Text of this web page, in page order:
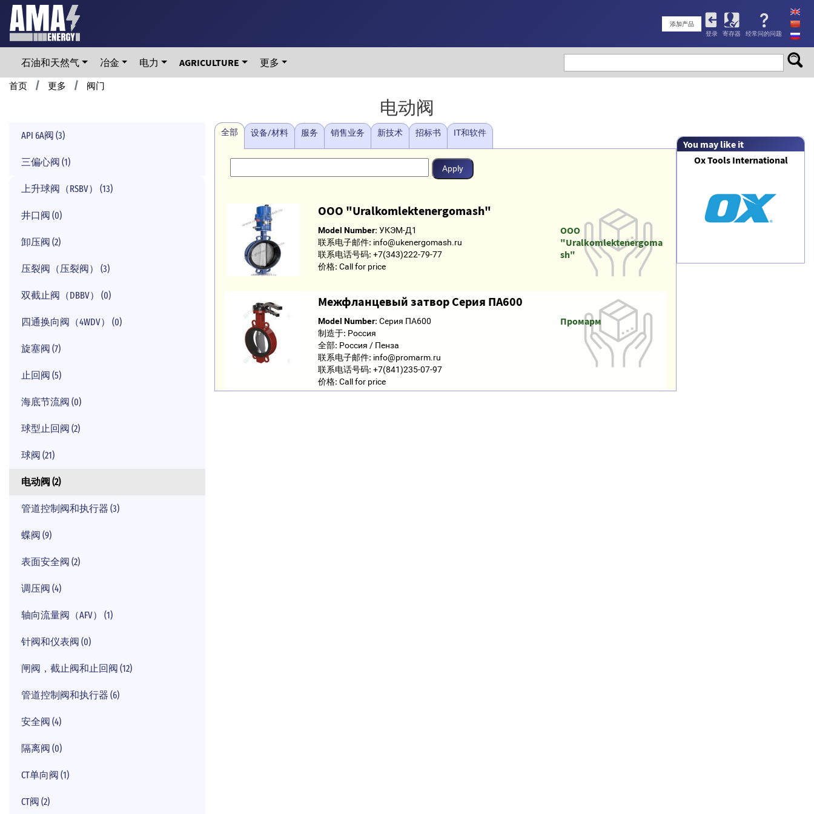
Skip
main
content
添加产品
User
account
menu
登录 寄存器 经常问的问题
石油和天然气 冶金 电力 AGRICULTURE 更多
Breadcrumb
首页 更多 阀门
电动阀
API 6A阀 (3)
三偏心阀 (1)
上升球阀（RSBV） (13)
井口阀 (0)
卸压阀 (2)
压裂阀（压裂阀） (3)
双截止阀（DBBV） (0)
四通换向阀（4WDV） (0)
旋塞阀 (7)
止回阀 (5)
海底节流阀 (0)
球型止回阀 (2)
球阀 (21)
电动阀 (2)
管道控制阀和执行器 (3)
蝶阀 (9)
表面安全阀 (2)
调压阀 (4)
轴向流量阀（AFV） (1)
针阀和仪表阀 (0)
闸阀，截止阀和止回阀 (12)
管道控制阀和执行器 (6)
安全阀 (4)
隔离阀 (0)
CT单向阀 (1)
CT阀 (2)
全部 设备/材料 服务 销售业务 新技术 招标书 IT和软件
OOO "Uralkomlektenergomash"
Model Number: УКЭМ-Д1
联系电子邮件: info@ukenergomash.ru
联系电话号码: +7(343)222-79-77
价格: Call for price
OOO
"Uralkomlektenergoma
sh"
Межфланцевый затвор Серия ПА600
Model Number: Серия ПА600
制造于: Россия
全部: Россия / Пенза
联系电子邮件: info@promarm.ru
联系电话号码: +7(841)235-07-97
价格: Call for price
Промарм
You may like it
Ox Tools International